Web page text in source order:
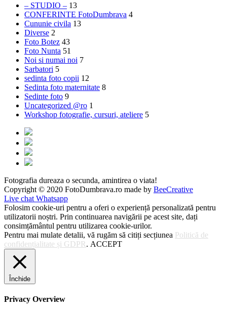
– STUDIO – 13
CONFERINTE FotoDumbrava 4
Cununie civila 13
Diverse 2
Foto Botez 43
Foto Nunta 51
Noi si numai noi 7
Sarbatori 5
sedinta foto copii 12
Sedinta foto maternitate 8
Sedinte foto 9
Uncategorized @ro 1
Workshop fotografie, cursuri, ateliere 5
Fotografia dureaza o secunda, amintirea o viata!
Copyright © 2020 FotoDumbrava.ro made by BeeCreative
Live chat Whatsapp
Folosim cookie-uri pentru a oferi o experiență personalizată pentru
utilizatorii noștri. Prin continuarea navigării pe acest site, dați
consimțământul pentru utilizarea cookie-urilor.
Pentru mai mulate detalii, vă rugăm să citiți secțiunea Politică de
confidențialitate și GDPR. ACCEPT
Închide
Privacy Overview